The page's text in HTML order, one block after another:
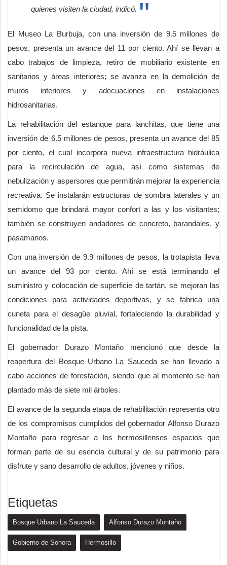
quienes visiten la ciudad, indicó.
El Museo La Burbuja, con una inversión de 9.5 millones de
pesos, presenta un avance del 11 por ciento. Ahí se llevan a
cabo trabajos de limpieza, retiro de mobiliario existente en
sanitarios y áreas interiores; se avanza en la demolición de
muros interiores y adecuaciones en instalaciones
hidrosanitarias.
La rehabilitación del estanque para lanchitas, que tiene una
inversión de 6.5 millones de pesos, presenta un avance del 85
por ciento, el cual incorpora nueva infraestructura hidráulica
para la recirculación de agua, así como sistemas de
nebulización y aspersores que permitirán mejorar la experiencia
recreativa. Se instalarán estructuras de sombra laterales y un
semidomo que brindará mayor confort a las y los visitantes;
también se construyen andadores de concreto, barandales, y
pasamanos.
Con una inversión de 9.9 millones de pesos, la trotapista lleva
un avance del 93 por ciento. Ahí se está terminando el
suministro y colocación de superficie de tartán, se mejoran las
condiciones para actividades deportivas, y se fabrica una
cuneta para el desagüe pluvial, fortaleciendo la durabilidad y
funcionalidad de la pista.
El gobernador Durazo Montaño mencionó que desde la
reapertura del Bosque Urbano La Sauceda se han llevado a
cabo acciones de forestación, siendo que al momento se han
plantado más de siete mil árboles.
El avance de la segunda etapa de rehabilitación representa otro
de los compromisos cumplidos del gobernador Alfonso Durazo
Montaño para regresar a los hermosillenses espacios que
forman parte de su esencia cultural y de su patrimonio para
disfrute y sano desarrollo de adultos, jóvenes y niños.
Etiquetas
Bosque Urbano La Sauceda Alfonso Durazo Montaño
Gobierno de Sonora Hermosillo